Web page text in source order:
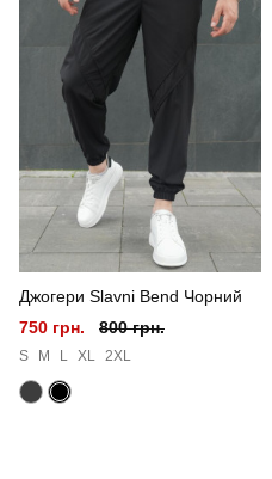
Стать
Стиль
Колір
Матеріал
Країна - виробник
Джогери Slavni Bend Чорний
750 грн.
800 грн.
S M L XL 2XL